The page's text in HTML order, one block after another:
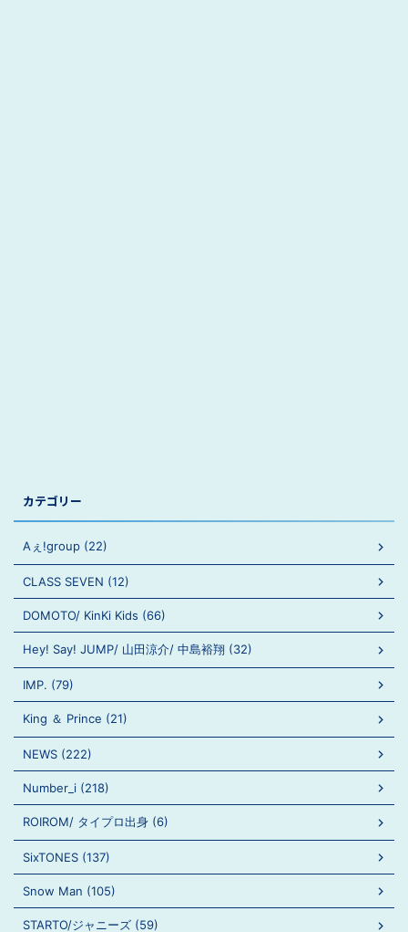
カテゴリー
Aぇ!group (22)
CLASS SEVEN (12)
DOMOTO/ KinKi Kids (66)
Hey! Say! JUMP/ 山田涼介/ 中島裕翔 (32)
IMP. (79)
King ＆ Prince (21)
NEWS (222)
Number_i (218)
ROIROM/ タイプロ出身 (6)
SixTONES (137)
Snow Man (105)
STARTO/ジャニーズ (59)